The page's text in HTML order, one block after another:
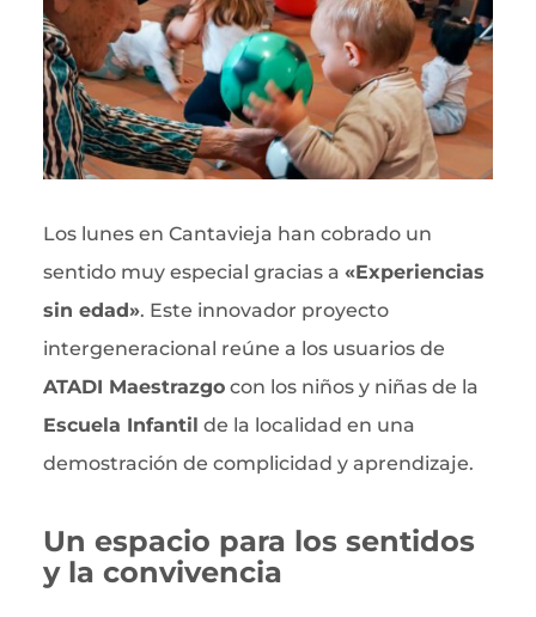
Los lunes en Cantavieja han cobrado un
sentido muy especial gracias a «Experiencias
sin edad». Este innovador proyecto
intergeneracional reúne a los usuarios de
ATADI Maestrazgocon los niños y niñas de la
Escuela Infantil de la localidad en una
demostración de complicidad y aprendizaje.
Un espacio para los sentidos
y la convivencia